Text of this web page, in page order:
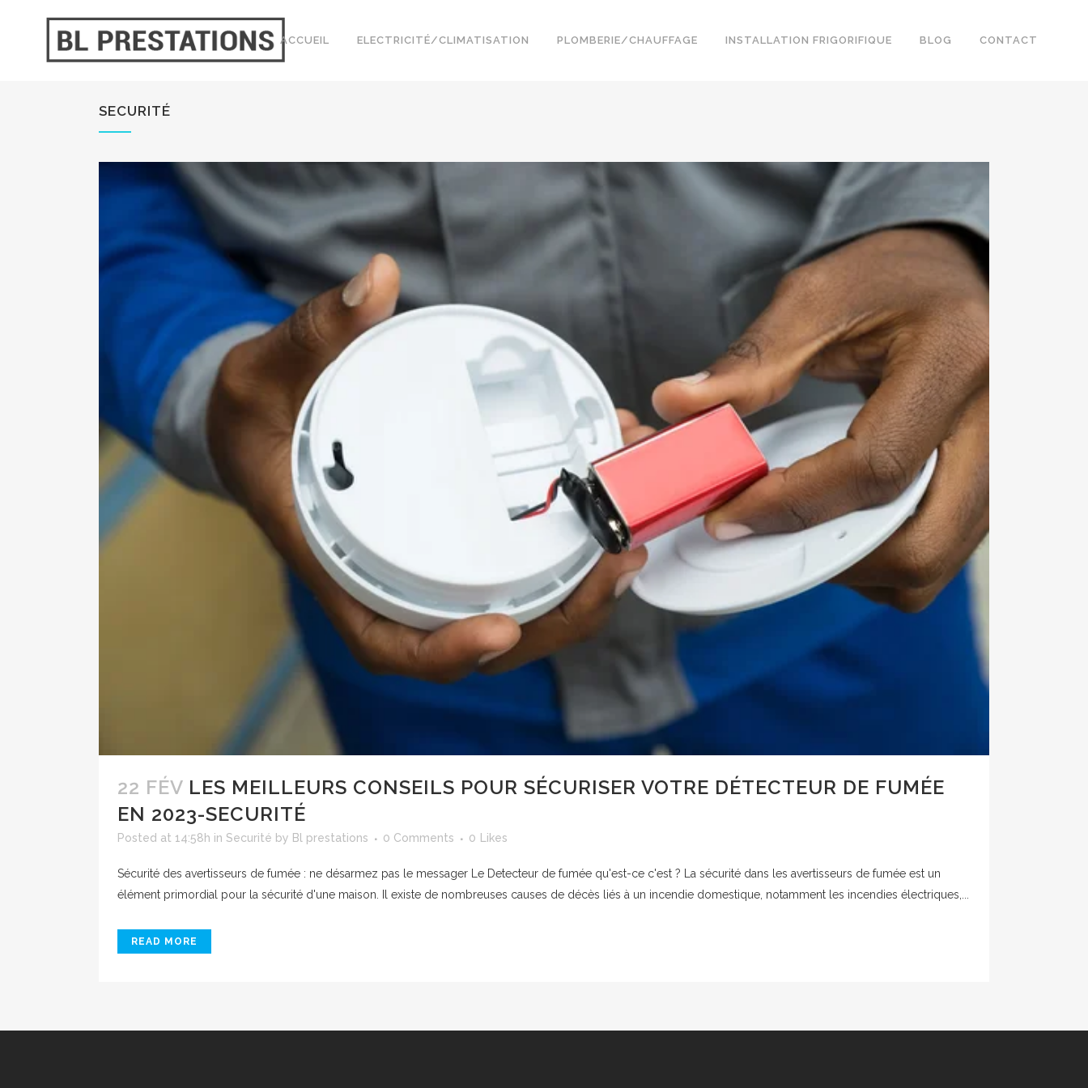
ACCUEIL ELECTRICITÉ/CLIMATISATION PLOMBERIE/CHAUFFAGE INSTALLATION FRIGORIFIQUE BLOG CONTACT
SECURITÉ
22 FÉV LES MEILLEURS CONSEILS POUR SÉCURISER VOTRE DÉTECTEUR DE FUMÉE
EN 2023-SECURITÉ
Posted at 14:58h in Securité by Bl prestations 0 Comments 0 Likes
Sécurité des avertisseurs de fumée : ne désarmez pas le messager Le Detecteur de fumée qu'est-ce c'est ? La sécurité dans les avertisseurs de fumée est un
élément primordial pour la sécurité d'une maison. Il existe de nombreuses causes de décès liés à un incendie domestique, notamment les incendies électriques,...
READ MORE